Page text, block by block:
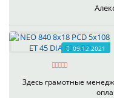
09.12.2021
Здесь грамотные